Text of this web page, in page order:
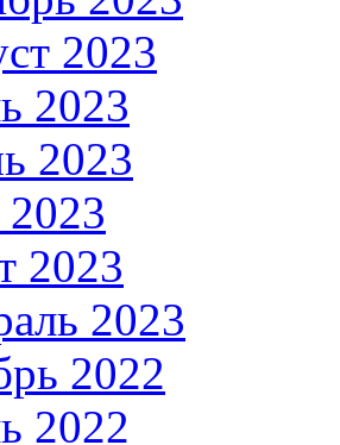
2023
2023
2023
2023
2023
2022
2022